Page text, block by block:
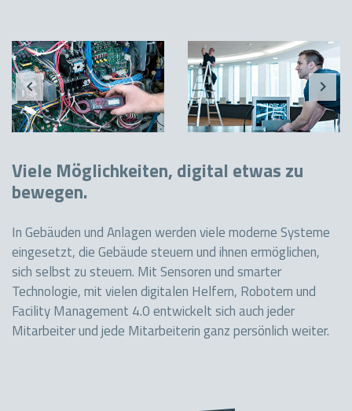
Viele Möglichkeiten, digital etwas zu
bewegen.
In Gebäuden und Anlagen werden viele moderne Systeme
eingesetzt, die Gebäude steuern und ihnen ermöglichen,
sich selbst zu steuern. Mit Sensoren und smarter
Technologie, mit vielen digitalen Helfern, Robotern und
Facility Management 4.0 entwickelt sich auch jeder
Mitarbeiter und jede Mitarbeiterin ganz persönlich weiter.